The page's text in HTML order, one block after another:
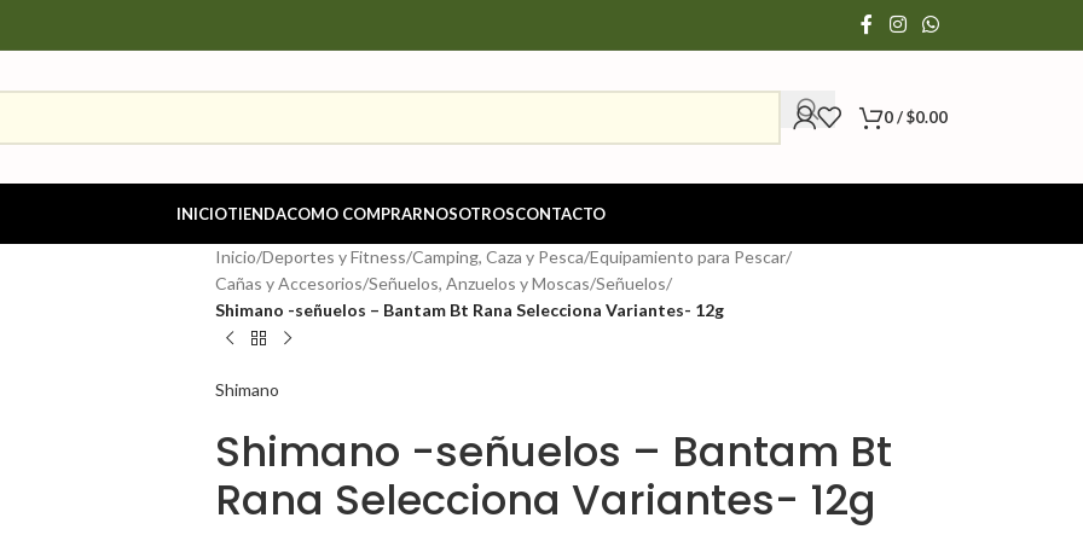
0/$0.00
INICIOTIENDACOMO COMPRARNOSOTROSCONTACTO
Inicio/Deportes y Fitness/Camping, Caza y Pesca/Equipamiento para Pescar/
Cañas y Accesorios/Señuelos, Anzuelos y Moscas/Señuelos/
Shimano -señuelos – Bantam Bt Rana Selecciona Variantes- 12g
Shimano
Shimano -señuelos – Bantam Bt
Rana Selecciona Variantes- 12g